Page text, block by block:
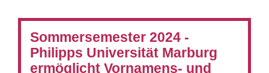
Sommersemester 2024 -
Philipps Universität Marburg
ermöglicht Vornamens- und